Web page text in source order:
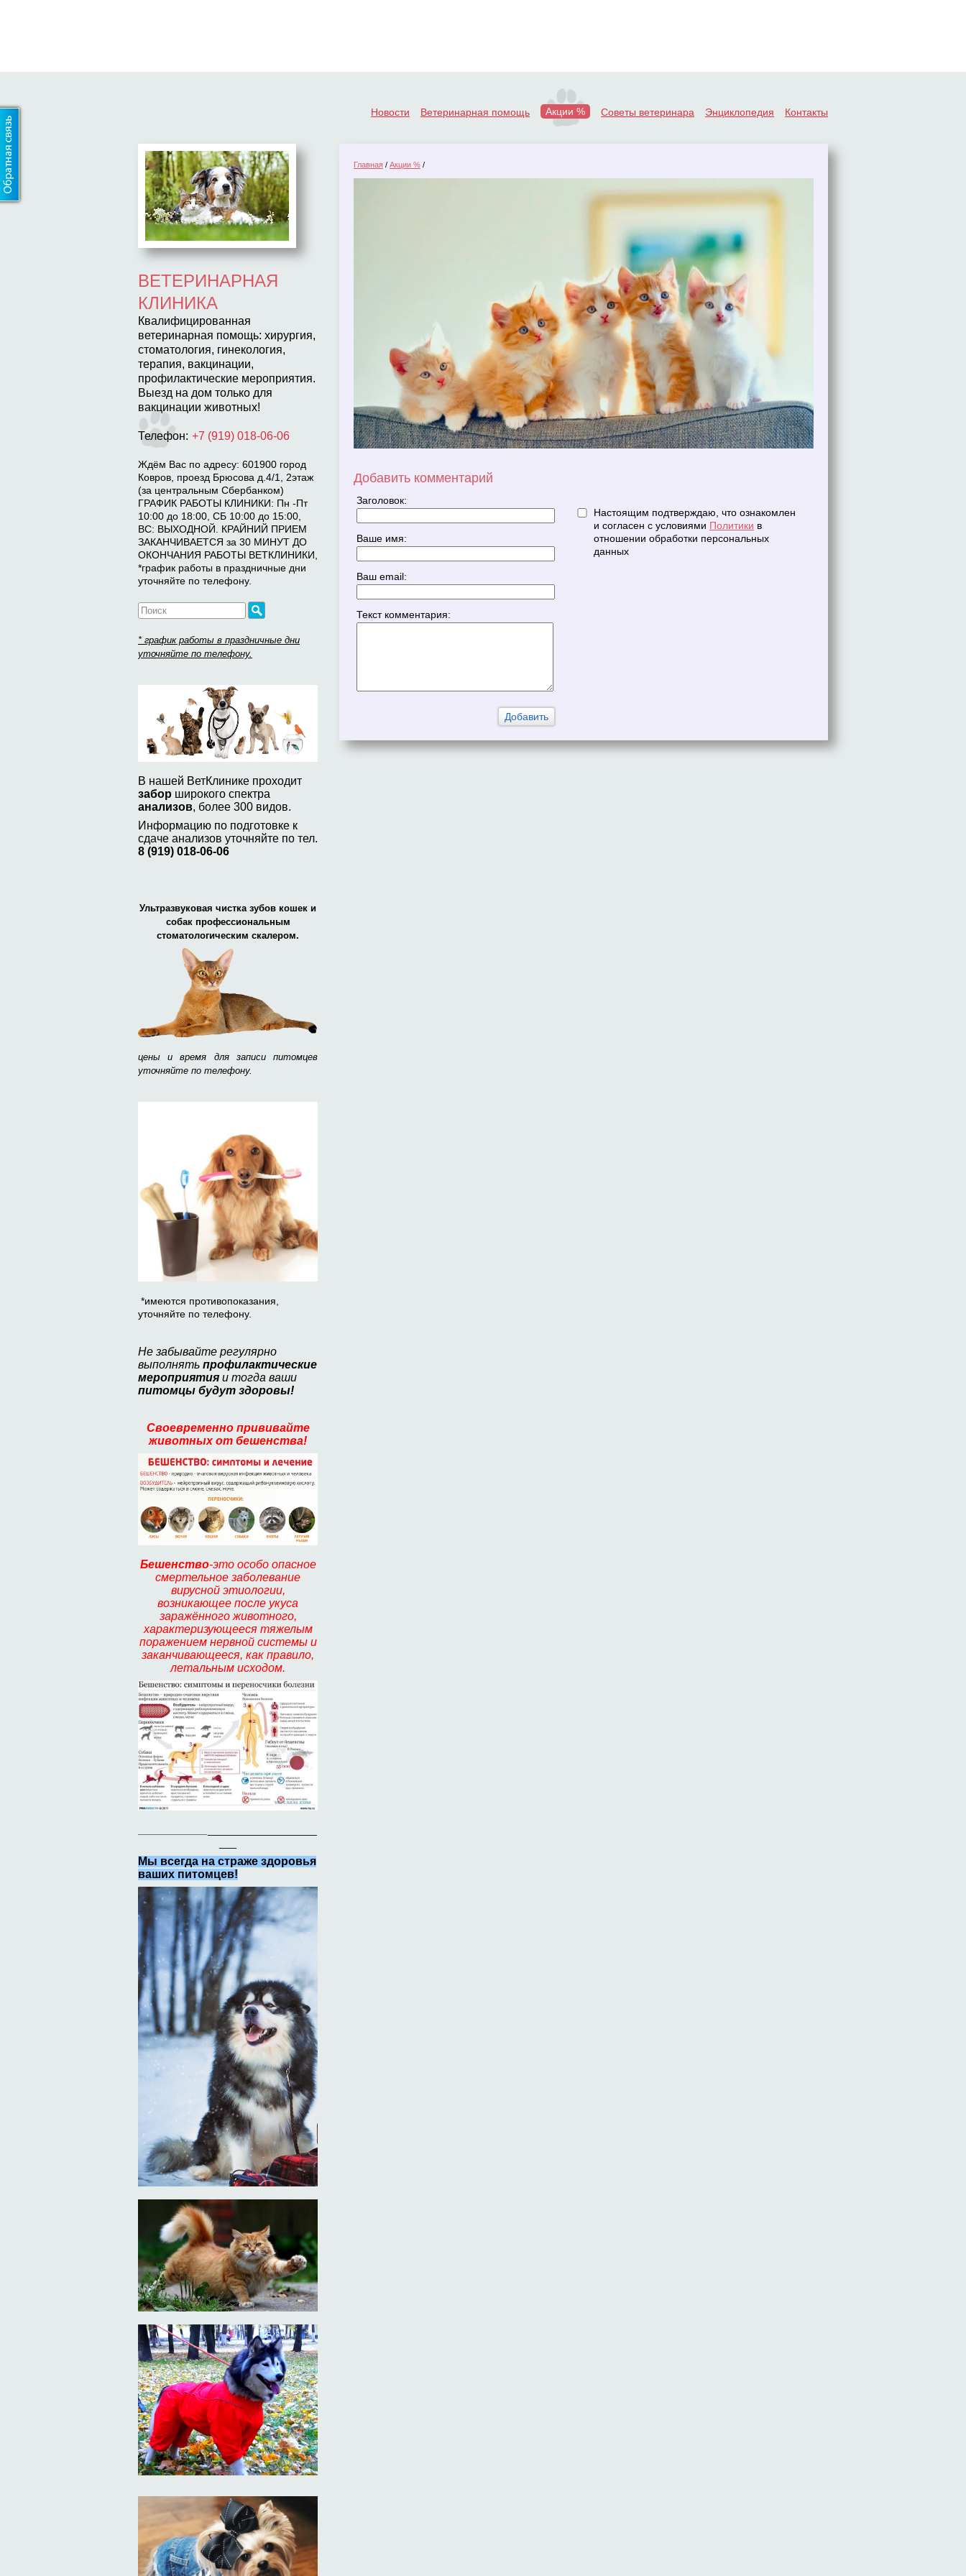
Новости Ветеринарная помощь Акции % Советы ветеринара Энциклопедия Контакты
ВЕТЕРИНАРНАЯ
КЛИНИКА
Квалифицированная
ветеринарная помощь: хирургия,
стоматология, гинекология,
терапия, вакцинации,
профилактические мероприятия.
Выезд на дом только для
вакцинации животных!
Телефон: +7 (919) 018-06-06
Ждём Вас по адресу: 601900 город
Ковров, проезд Брюсова д.4/1, 2этаж
(за центральным Сбербанком)
ГРАФИК РАБОТЫ КЛИНИКИ: Пн -Пт
10:00 до 18:00, СБ 10:00 до 15:00,
ВС: ВЫХОДНОЙ. КРАЙНИЙ ПРИЕМ
ЗАКАНЧИВАЕТСЯ за 30 МИНУТ ДО
ОКОНЧАНИЯ РАБОТЫ ВЕТКЛИНИКИ,
*график работы в праздничные дни
уточняйте по телефону.
* график работы в праздничные дни
уточняйте по телефону.
В нашей ВетКлинике проходит
забор широкого спектра
анализов, более 300 видов.
Информацию по подготовке к
сдаче анализов уточняйте по тел.
8 (919) 018-06-06
Ультразвуковая чистка зубов кошек и
собак профессиональным
стоматологическим скалером.
цены и время для записи питомцев
уточняйте по телефону.
*имеются противопоказания,
уточняйте по телефону.
Не забывайте регулярно
выполнять профилактические
мероприятия и тогда ваши
питомцы будут здоровы!
Своевременно прививайте
животных от бешенства!
Бешенство-это особо опасное
смертельное заболевание
вирусной этиологии,
возникающее после укуса
заражённого животного,
характеризующееся тяжелым
поражением нервной системы и
заканчивающееся, как правило,
летальным исходом.
Мы всегда на страже здоровья
ваших питомцев!
Главная / Акции % /
Добавить комментарий
Заголовок:
Ваше имя:
Ваш email:
Текст комментария:
Настоящим подтверждаю, что ознакомлен
и согласен с условиями Политики в
отношении обработки персональных
данных